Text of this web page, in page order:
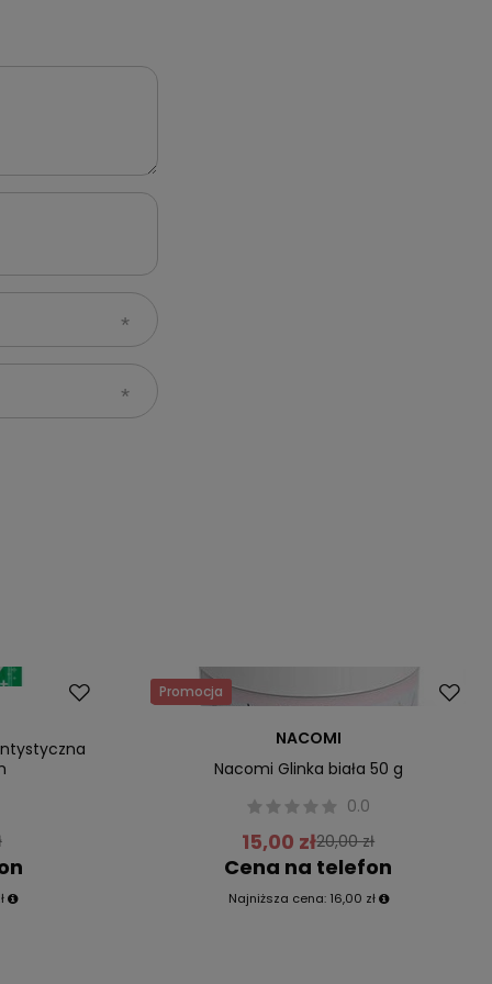
Promocja
NACOMI
Nacomi Glinka biała 50 g
0.0
15,00 zł20,00 zł
Cena na telefon
Najniższa cena: 16,00 zł